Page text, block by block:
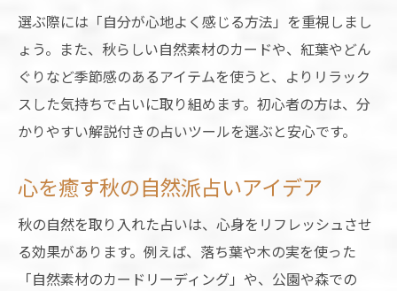
選ぶ際には「自分が心地よく感じる方法」を重視しまし
ょう。また、秋らしい自然素材のカードや、紅葉やどん
ぐりなど季節感のあるアイテムを使うと、よりリラック
スした気持ちで占いに取り組めます。初心者の方は、分
かりやすい解説付きの占いツールを選ぶと安心です。
心を癒す秋の自然派占いアイデア
秋の自然を取り入れた占いは、心身をリフレッシュさせ
る効果があります。例えば、落ち葉や木の実を使った
「自然素材のカードリーディング」や、公園や森での